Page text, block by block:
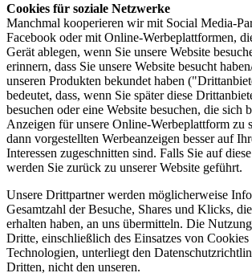
Cookies für soziale Netzwerke
Manchmal kooperieren wir mit Social Media-
Facebook oder mit Online-Werbeplattformen,
Gerät ablegen, wenn Sie unsere Website
erinnern, dass Sie unsere Website besucht
unseren Produkten bekundet haben
bedeutet, dass, wenn Sie später diese
besuchen oder eine Website besuchen, die sich
Anzeigen für unsere Online-Werbeplattform zu
dann vorgestellten Werbeanzeigen besser auf
Interessen zugeschnitten sind. Falls Sie auf
werden Sie zurück zu unserer Website geführt.
Unsere Drittpartner werden möglicherweise
Gesamtzahl der Besuche, Shares und Klicks,
erhalten haben, an uns übermitteln. Die
Dritte, einschließlich des Einsatzes von
Technologien, unterliegt den
Dritten, nicht den unseren.